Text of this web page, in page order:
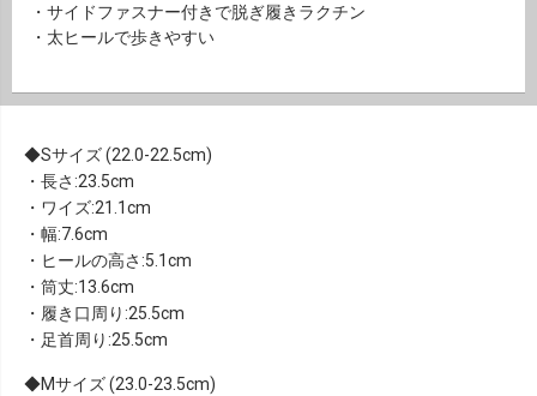
・サイドファスナー付きで脱ぎ履きラクチン
・太ヒールで歩きやすい
Sサイズ (22.0-22.5cm)
・長さ:23.5cm
・ワイズ:21.1cm
・幅:7.6cm
・ヒールの高さ:5.1cm
・筒丈:13.6cm
・履き口周り:25.5cm
・足首周り:25.5cm
Mサイズ (23.0-23.5cm)